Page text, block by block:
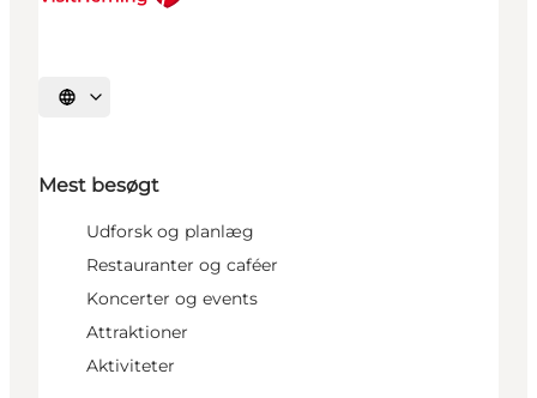
Vælg sprog
Mest besøgt
Udforsk og planlæg
Restauranter og caféer
Koncerter og events
Attraktioner
Aktiviteter